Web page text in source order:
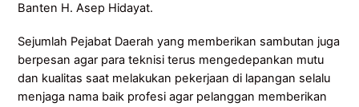
Banten H. Asep Hidayat.
Sejumlah Pejabat Daerah yang memberikan sambutan juga
berpesan agar para teknisi terus mengedepankan mutu
dan kualitas saat melakukan pekerjaan di lapangan selalu
menjaga nama baik profesi agar pelanggan memberikan